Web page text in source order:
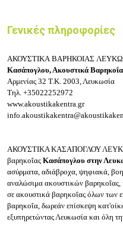
Γενικές πληροφορίες
ΑΚΟΥΣΤΙΚΑ ΒΑΡΗΚΟΙΑΣ
Κασάπογλου, Ακουστικά
Αρμενίας 32 Τ.Κ. 2003, Λευκωσία
Τηλ. +35022252972
www.akoustikakentra.gr
ΑΚΟΥΣΤΙΚΑ ΚΑΣΑΠΟΓΛΟΥ
βαρηκοΐας Κασάπογλου στην
ασύρματα, αδιάβροχα, ψηφιακά,
αναλώσιμα ακουστικών βαρηκοΐας,
σε ακουστικά βαρηκοΐας όλων των
βαρηκοΐα, δωρεάν επίσκεψη
εξυπηρετώντας Λευκωσία και όλη